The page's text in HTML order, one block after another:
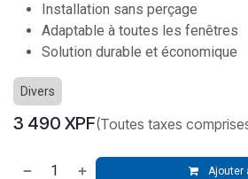
Installation sans perçage
Adaptable à toutes les fenêtres
Solution durable et économique
Divers
3 490 XPF(Toutes taxes
Ajouter